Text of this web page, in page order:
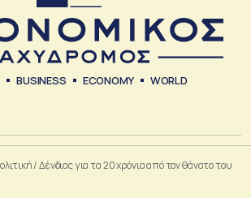
BUSINESS ECONOMY WORLD
/Δένδιας για τα 20 χρόνια από τον θάνατο του